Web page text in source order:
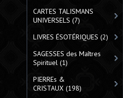
CARTES TALISMANS
UNIVERSELS (7)
LIVRES ÉSOTÉRIQUES (2)
SAGESSES des Maîtres
Spirituel(1)
PIERREs &
CRISTAUX (198)